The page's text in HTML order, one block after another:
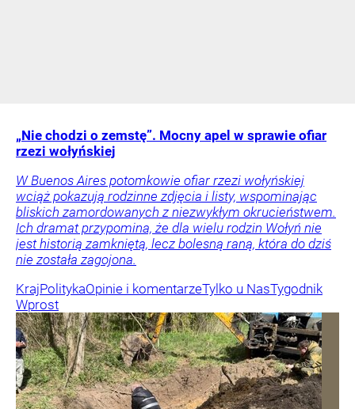
„Nie chodzi o zemstę”. Mocny apel w sprawie ofiar
rzezi wołyńskiej
W Buenos Aires potomkowie ofiar rzezi wołyńskiej
wciąż pokazują rodzinne zdjęcia i listy, wspominając
bliskich zamordowanych z niezwykłym okrucieństwem.
Ich dramat przypomina, że dla wielu rodzin Wołyń nie
jest historią zamkniętą, lecz bolesną raną, która do dziś
nie została zagojona.
KrajPolitykaOpinie i komentarzeTylko u NasTygodnik
Wprost